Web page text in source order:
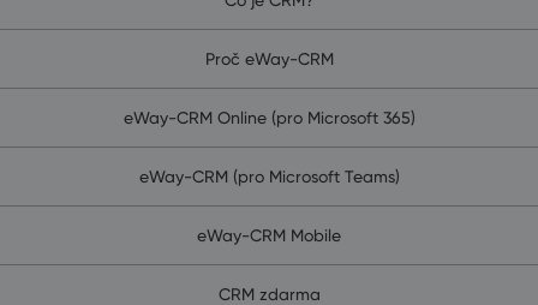
Proč eWay-CRM
eWay-CRM Online (pro Microsoft 365)
eWay-CRM (pro Microsoft Teams)
eWay-CRM Mobile
CRM zdarma